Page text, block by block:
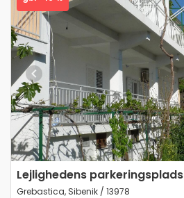
Previous
Lejlighedens parkeringsplads
Grebastica, Sibenik / 13978